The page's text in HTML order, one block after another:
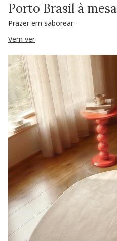
Porto Brasil à mesa
Prazer em saborear
Vem ver